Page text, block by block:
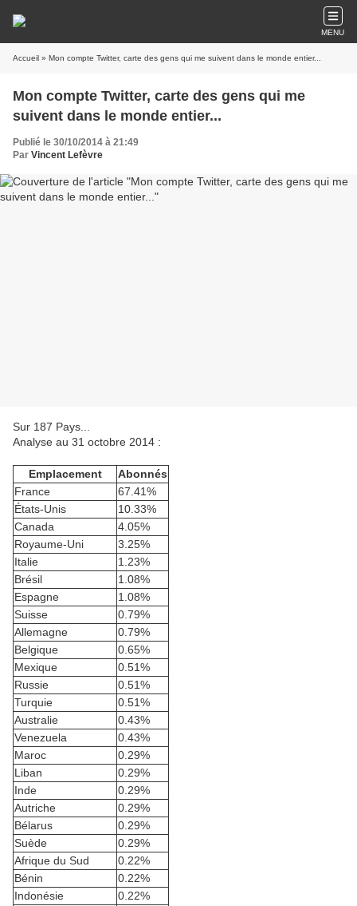
MENU
Accueil » Mon compte Twitter, carte des gens qui me suivent dans le monde entier...
Mon compte Twitter, carte des gens qui me
suivent dans le monde entier...
Publié le 30/10/2014 à 21:49
Par Vincent Lefèvre
Sur 187 Pays...
Analyse au 31 octobre 2014 :
Emplacement
Abonnés
France
67.41%
États-Unis
10.33%
Canada
4.05%
Royaume-Uni
3.25%
Italie
1.23%
Brésil
1.08%
Espagne
1.08%
Suisse
0.79%
Allemagne
0.79%
Belgique
0.65%
Mexique
0.51%
Russie
0.51%
Turquie
0.51%
Australie
0.43%
Venezuela
0.43%
Maroc
0.29%
Liban
0.29%
Inde
0.29%
Autriche
0.29%
Bélarus
0.29%
Suède
0.29%
Afrique du Sud
0.22%
Bénin
0.22%
Indonésie
0.22%